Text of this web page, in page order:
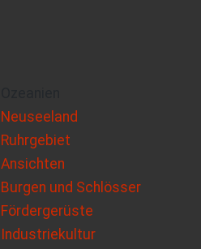
Neuseeland
Ruhrgebiet
Ansichten
Burgen und Schlösser
Fördergerüste
Industriekultur